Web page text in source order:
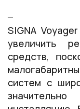
SIGNA
увеличить
средств,
систем с